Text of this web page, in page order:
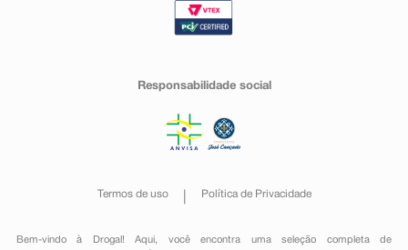
Responsabilidade social
Termos de uso Política de Privacidade
Bem-vindo à Drogal! Aqui, você encontra uma seleção completa de